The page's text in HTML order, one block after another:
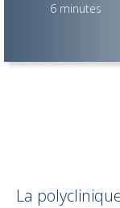
6 minutes
La